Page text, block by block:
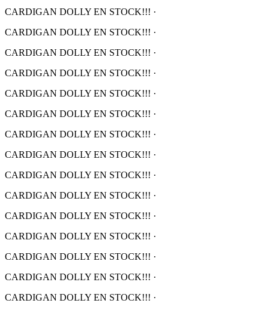
CARDIGAN DOLLY EN STOCK!!! ·
CARDIGAN DOLLY EN STOCK!!! ·
CARDIGAN DOLLY EN STOCK!!! ·
CARDIGAN DOLLY EN STOCK!!! ·
CARDIGAN DOLLY EN STOCK!!! ·
CARDIGAN DOLLY EN STOCK!!! ·
CARDIGAN DOLLY EN STOCK!!! ·
CARDIGAN DOLLY EN STOCK!!! ·
CARDIGAN DOLLY EN STOCK!!! ·
CARDIGAN DOLLY EN STOCK!!! ·
CARDIGAN DOLLY EN STOCK!!! ·
CARDIGAN DOLLY EN STOCK!!! ·
CARDIGAN DOLLY EN STOCK!!! ·
CARDIGAN DOLLY EN STOCK!!! ·
CARDIGAN DOLLY EN STOCK!!! ·